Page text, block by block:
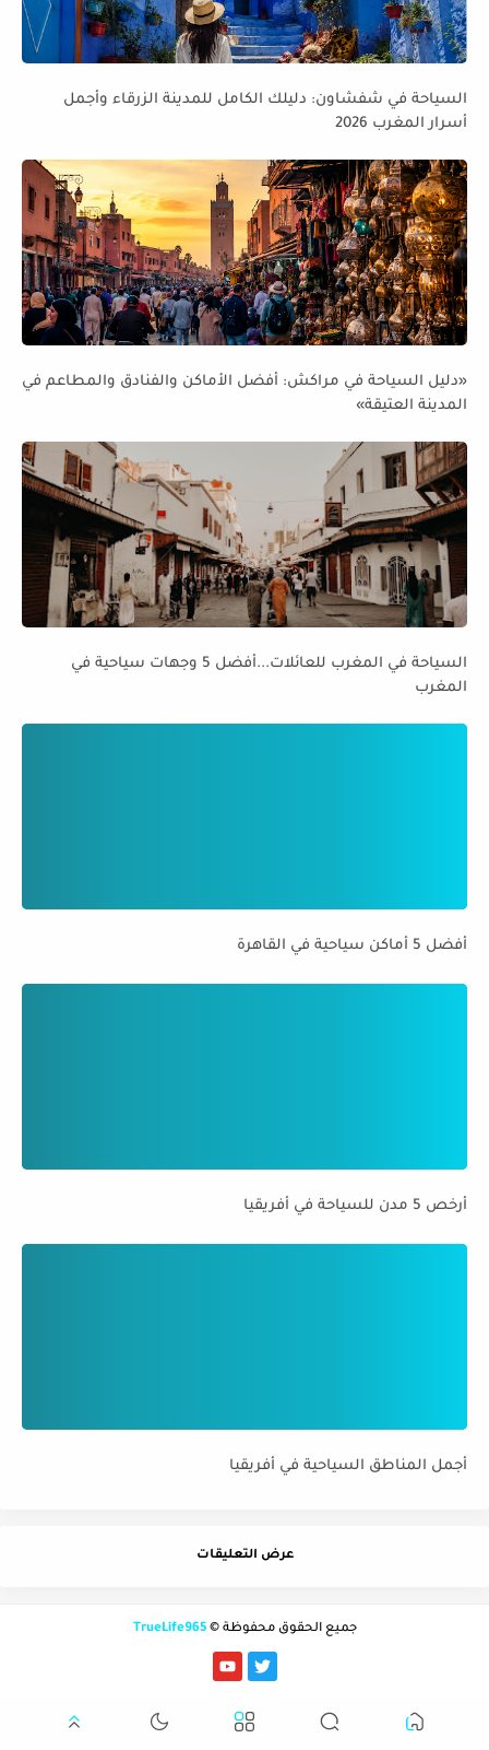
السياحة في شفشاون: دليلك الكامل للمدينة الزرقاء وأجمل
أسرار المغرب 2026
«دليل السياحة في مراكش: أفضل الأماكن والفنادق والمطاعم في
المدينة العتيقة»
السياحة في المغرب للعائلات...أفضل 5 وجهات سياحية في
المغرب
أفضل 5 أماكن سياحية في القاهرة
أرخص 5 مدن للسياحة في أفريقيا
أجمل المناطق السياحية في أفريقيا
عرض التعليقات
جميع الحقوق محفوظة © TrueLife965